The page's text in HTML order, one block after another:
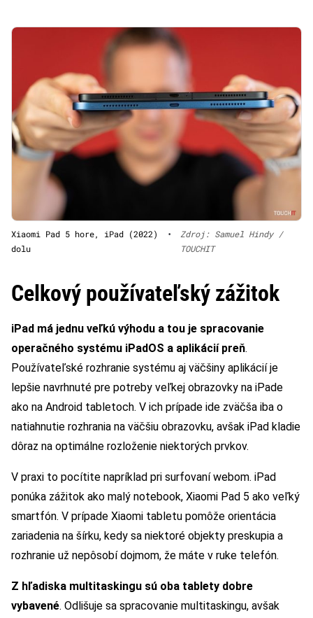
Xiaomi Pad 5 hore, iPad (2022)
dolu
•
Zdroj: Samuel Hindy /
TOUCHIT
Celkový používateľský zážitok
iPad má jednu veľkú výhodu a tou je spracovanie
operačného systému iPadOS a aplikácií preň.
Používateľské rozhranie systému aj väčšiny aplikácií je
lepšie navrhnuté pre potreby veľkej obrazovky na iPade
ako na Android tabletoch. V ich prípade ide zväčša iba o
natiahnutie rozhrania na väčšiu obrazovku, avšak iPad kladie
dôraz na optimálne rozloženie niektorých prvkov.
V praxi to pocítite napríklad pri surfovaní webom. iPad
ponúka zážitok ako malý notebook, Xiaomi Pad 5 ako veľký
smartfón. V prípade Xiaomi tabletu pomôže orientácia
zariadenia na šírku, kedy sa niektoré objekty preskupia a
rozhranie už nepôsobí dojmom, že máte v ruke telefón.
Z hľadiska multitaskingu sú oba tablety dobre
vybavené. Odlišuje sa spracovanie multitaskingu, avšak